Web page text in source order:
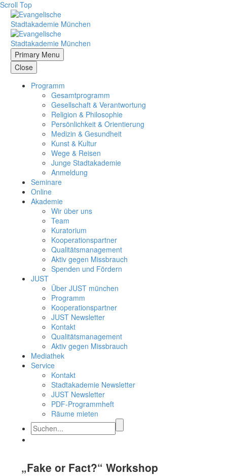
Scroll Top
Primary Menu
Close
Programm
Gesamtprogramm
Gesellschaft & Verantwortung
Religion & Philosophie
Persönlichkeit & Orientierung
Medizin & Gesundheit
Kunst & Kultur
Wege & Reisen
Junge Stadtakademie
Anmeldung
Seminare
Online
Akademie
Wir über uns
Team
Kuratorium
Kooperationspartner
Qualitätsmanagement
Aktiv gegen Missbrauch
Spenden und Fördern
JUST
Über JUST münchen
Programm
Kooperationspartner
JUST Newsletter
Kontakt
Qualitätsmanagement
Aktiv gegen Missbrauch
Mediathek
Service
Kontakt
Stadtakademie Newsletter
JUST Newsletter
PDF-Programmheft
Räume mieten
„Fake or Fact?“ Workshop